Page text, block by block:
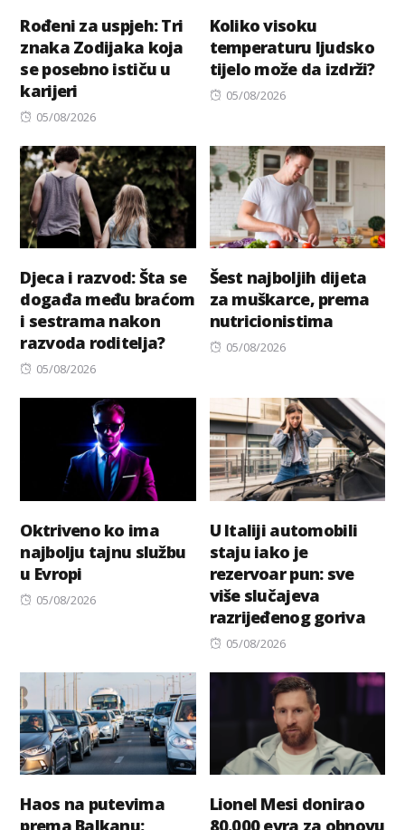
Rođeni za uspjeh: Tri
znaka Zodijaka koja
se posebno ističu u
karijeri
Posted
05/08/2026
Koliko visoku
temperaturu ljudsko
tijelo može da izdrži?
Posted
05/08/2026
Djeca i razvod: Šta se
događa među braćom
i sestrama nakon
razvoda roditelja?
Posted
05/08/2026
Šest najboljih dijeta
za muškarce, prema
nutricionistima
Posted
05/08/2026
Oktriveno ko ima
najbolju tajnu službu
u Evropi
Posted
05/08/2026
U Italiji automobili
staju iako je
rezervoar pun: sve
više slučajeva
razrijeđenog goriva
Posted
05/08/2026
Haos na putevima
Lionel Mesi donirao